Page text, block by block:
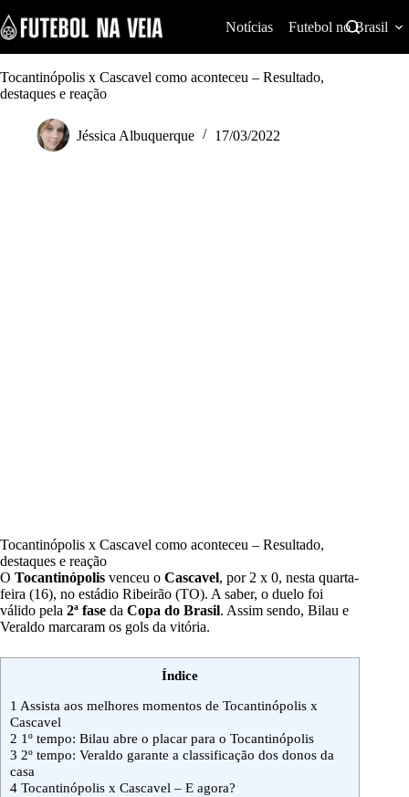
k
i
p
t
o
Notícias Futebol no Brasil
Tocantinópolis x Cascavel como aconteceu – Resultado,
destaques e reação
Jéssica Albuquerque 17/03/2022
Tocantinópolis x Cascavel como aconteceu – Resultado,
destaques e reação
O Tocantinópolis venceu o Cascavel, por 2 x 0, nesta quarta-
feira (16), no estádio Ribeirão (TO). A saber, o duelo foi
válido pela 2ª fase da Copa do Brasil. Assim sendo, Bilau e
Veraldo marcaram os gols da vitória.
Índice
1 Assista aos melhores momentos de Tocantinópolis x
Cascavel
2 1º tempo: Bilau abre o placar para o Tocantinópolis
3 2º tempo: Veraldo garante a classificação dos donos da
casa
4 Tocantinópolis x Cascavel – E agora?